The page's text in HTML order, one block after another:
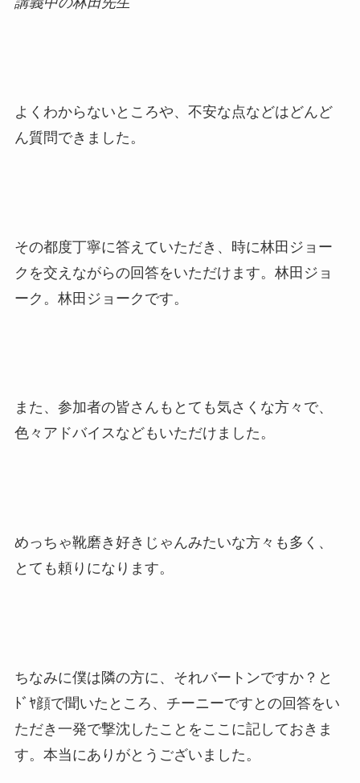
よくわからないところや、不安な点などはどんど
ん質問できました。
その都度丁寧に答えていただき、時に林田ジョー
クを交えながらの回答をいただけます。林田ジョ
ーク。林田ジョークです。
また、参加者の皆さんもとても気さくな方々で、
色々アドバイスなどもいただけました。
めっちゃ靴磨き好きじゃんみたいな方々も多く、
とても頼りになります。
ちなみに僕は隣の方に、それバートンですか？と
ﾄﾞﾔ顔で聞いたところ、チーニーですとの回答をい
ただき一発で撃沈したことをここに記しておきま
す。本当にありがとうございました。